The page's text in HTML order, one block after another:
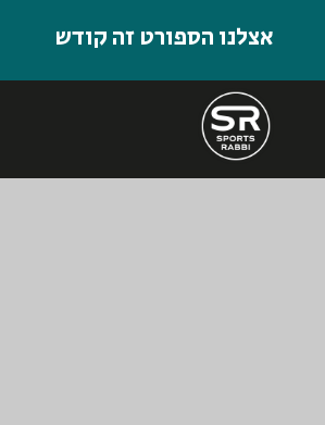
אצלנו הספורט זה קודש